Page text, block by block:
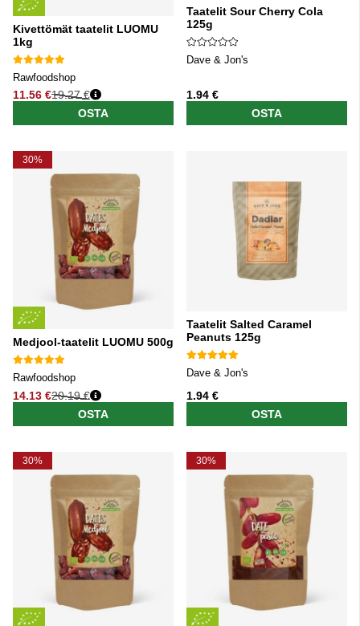
Kivettömät taatelit LUOMU
1kg
Rawfoodshop
11.56 €
Normaali hinta
19.27 €
OSTA
Taatelit Sour Cherry Cola
125g
Dave & Jon's
1.94 €
OSTA
30%
Medjool-taatelit LUOMU 500g
Rawfoodshop
14.13 €
Normaali hinta
20.19 €
OSTA
Taatelit Salted Caramel
Peanuts 125g
Dave & Jon's
1.94 €
OSTA
30% 30%